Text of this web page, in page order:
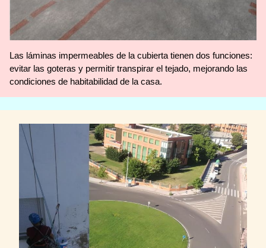
Las láminas impermeables de la cubierta tienen dos funciones:
evitar las goteras y permitir transpirar el tejado, mejorando las
condiciones de habitabilidad de la casa.